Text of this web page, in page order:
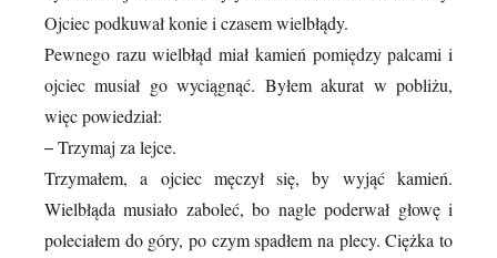
Ojciec podkuwał konie i czasem wielbłądy.
Pewnego razu wielbłąd miał kamień pomiędzy palcami i
ojciec musiał go wyciągnąć. Byłem akurat w pobliżu,
więc powiedział:
– Trzymaj za lejce.
Trzymałem, a ojciec męczył się, by wyjąć kamień.
Wielbłąda musiało zaboleć, bo nagle poderwał głowę i
poleciałem do góry, po czym spadłem na plecy. Ciężka to